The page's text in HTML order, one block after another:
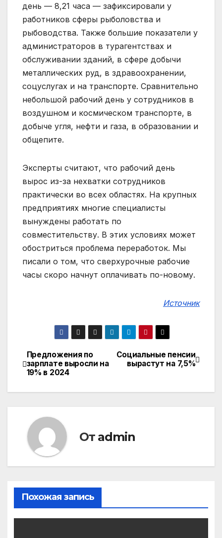
день — 8,21 часа — зафиксировали у
работников сферы рыболовства и
рыбоводства. Также большие показатели у
администраторов в турагентствах и
обслуживании зданий, в сфере добычи
металлических руд, в здравоохранении,
соцуслугах и на транспорте. Сравнительно
небольшой рабочий день у сотрудников в
воздушном и космическом транспорте, в
добыче угля, нефти и газа, в образовании и
общепите.
Эксперты считают, что рабочий день
вырос из-за нехватки сотрудников
практически во всех областях. На крупных
предприятиях многие специалисты
вынуждены работать по
совместительству. В этих условиях может
обостриться проблема переработок. Мы
писали о том, что сверхурочные рабочие
часы скоро начнут оплачивать по-новому.
Источник
Навигация
по
Социальные пенсии
вырастут на 7,5%
Предложения по
зарплате выросли на
19% в 2024
От admin
Похожая запись